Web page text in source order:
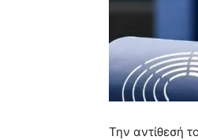
Την αντίθεσή